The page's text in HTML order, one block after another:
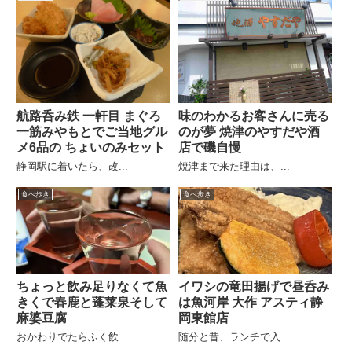
航路呑み鉄 一軒目 まぐろ
一筋みやもとでご当地グル
メ6品の ちょいのみセット
静岡駅に着いたら、改...
味のわかるお客さんに売る
のが夢 焼津のやすだや酒
店で磯自慢
焼津まで来た理由は、...
食べ歩き
ちょっと飲み足りなくて魚
きくで春鹿と蓬莱泉そして
麻婆豆腐
おかわりでたらふく飲...
食べ歩き
イワシの竜田揚げで昼呑み
は魚河岸 大作 アスティ静
岡東館店
随分と昔、ランチで入...